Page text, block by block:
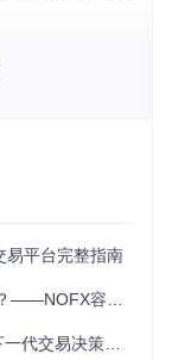
内核系统）
实现服务
易平台完整指南
容器化部署指南
交易决策引擎